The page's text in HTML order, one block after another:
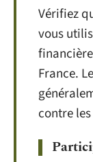
Vérifiez
vous
France.
contre